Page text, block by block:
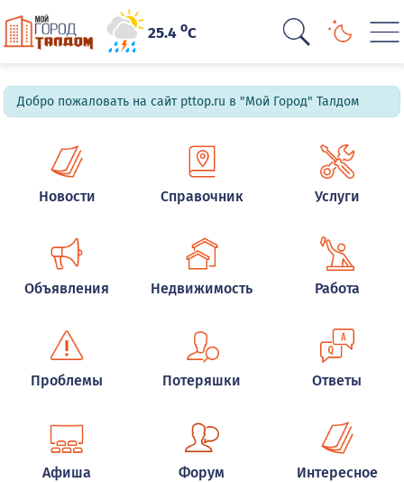
25.4oC
Добро пожаловать на сайт pttop.ru в "Мой Город" Талдом
Новости Справочник Услуги
Объявления Недвижимость Работа
Проблемы Потеряшки Ответы
Афиша Форум Интересное